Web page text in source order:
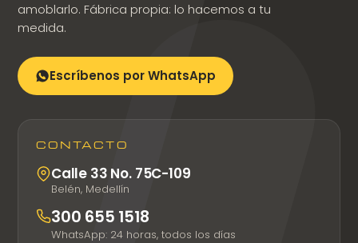
amoblarlo. Fábrica propia: lo hacemos a tu
medida.
Escríbenos por WhatsApp
CONTACTO
Calle 33 No. 75C-109
Belén, Medellín
300 655 1518
WhatsApp: 24 horas, todos los días